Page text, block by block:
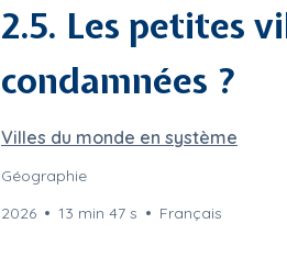
2.5. Les petites
condamnées ?
Villes du monde en système
Géographie
2026
13 min 47 s Français